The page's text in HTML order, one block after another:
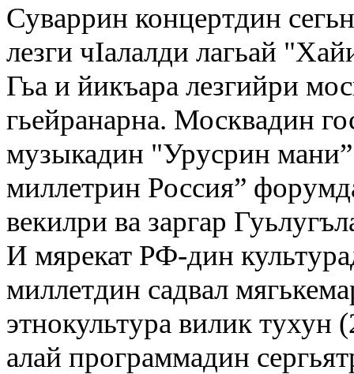
Суваррин концертдин
лезги чIалалди лагьай
Гьа и йикъара лезгийри
гьейранарна. Москвадин
музыкадин "Урусрин
миллетрин Россия”
векилри ва заргар
И мярекат РФ-дин
миллетдин садвал
этнокультура вилик
алай программадин